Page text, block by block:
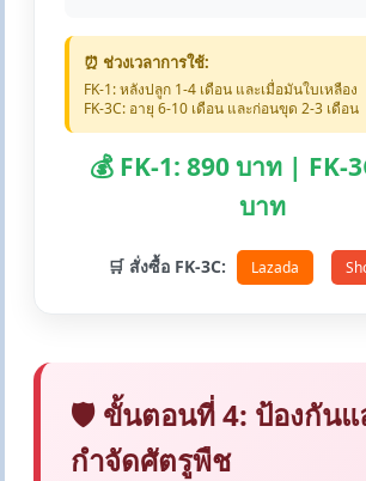
⏰ ช่วงเวลาการใช้:
FK-1: หลังปลูก 1-4 เดือน และเมื่อมันใบเหลือง
FK-3C: อายุ 6-10 เดือน และก่อนขุด 2-3 เดือน
💰 FK-1: 890 บาท | FK-
บาท
🛒 สั่งซื้อ FK-3C: Lazada
🛡️ ขั้นตอนที่ 4: ป้องกันแ
กำจัดศัตรูพืช